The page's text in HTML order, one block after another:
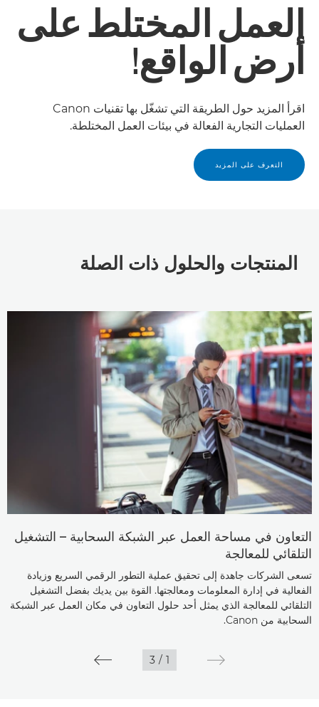
العمل المختلط على
أرض الواقع!
اقرأ المزيد حول الطريقة التي تشغّل بها تقنيات Canon
العمليات التجارية الفعالة في بيئات العمل المختلطة.
التعرف على المزيد
المنتجات والحلول ذات الصلة
التعاون في مساحة العمل عبر الشبكة السحابية – التشغيل
التلقائي للمعالجة
تسعى الشركات جاهدة إلى تحقيق عملية التطور الرقمي السريع وزيادة
الفعالية في إدارة المعلومات ومعالجتها. القوة بين يديك بفضل التشغيل
التلقائي للمعالجة الذي يمثل أحد حلول التعاون في مكان العمل عبر الشبكة
السحابية من Canon.
1
/
3